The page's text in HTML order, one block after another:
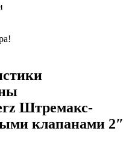
Штремакс-
клапанами 2″